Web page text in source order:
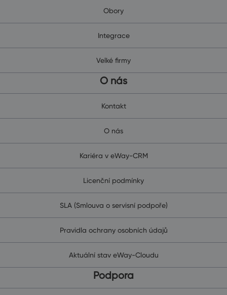
Obory
Integrace
Velké firmy
O nás
Kontakt
O nás
Kariéra v eWay-CRM
Licenční podmínky
SLA (Smlouva o servisní podpoře)
Pravidla ochrany osobních údajů
Aktuální stav eWay-Cloudu
Podpora